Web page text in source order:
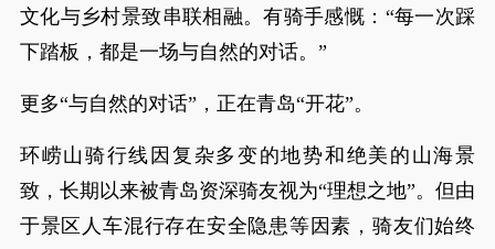
文化与乡村景致串联相融。有骑手感慨：“每一次踩
下踏板，都是一场与自然的对话。”
更多“与自然的对话”，正在青岛“开花”。
环崂山骑行线因复杂多变的地势和绝美的山海景
致，长期以来被青岛资深骑友视为“理想之地”。但由
于景区人车混行存在安全隐患等因素，骑友们始终